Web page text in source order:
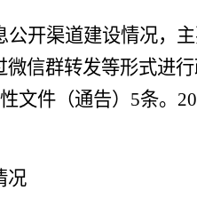
公开渠道建设情况，
微信群转发等形式进
文件（通告） 5条。
况